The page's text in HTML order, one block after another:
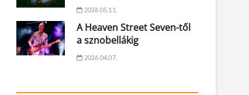
2026.05.11.
A Heaven Street Seven-től
a sznobellákig
2026.04.07.